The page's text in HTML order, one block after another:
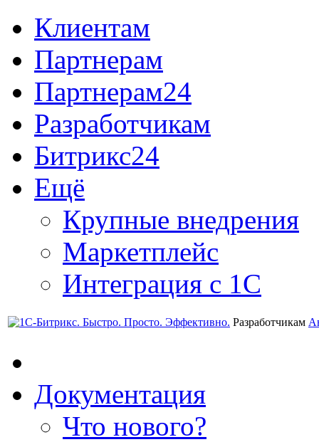
Клиентам
Партнерам
Партнерам24
Разработчикам
Битрикс24
Ещё
Крупные внедрения
Маркетплейс
Интеграция с 1С
Разработчикам
Документация
Что нового?